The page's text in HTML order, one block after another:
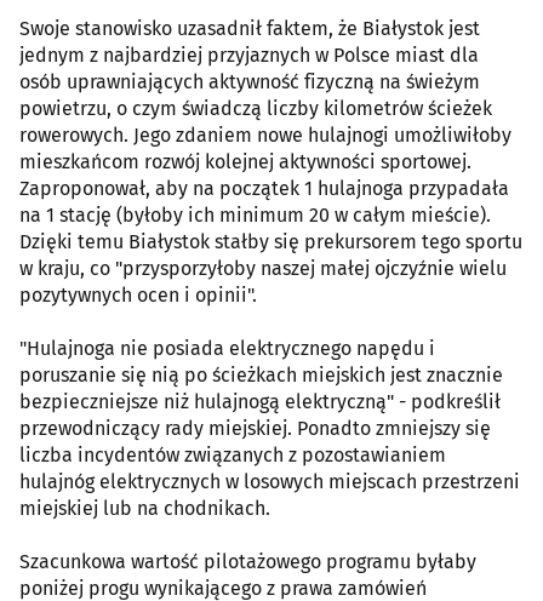
Swoje stanowisko uzasadnił faktem, że Białystok jest
jednym z najbardziej przyjaznych w Polsce miast dla
osób uprawniających aktywność fizyczną na świeżym
powietrzu, o czym świadczą liczby kilometrów ścieżek
rowerowych. Jego zdaniem nowe hulajnogi umożliwiłoby
mieszkańcom rozwój kolejnej aktywności sportowej.
Zaproponował, aby na początek 1 hulajnoga przypadała
na 1 stację (byłoby ich minimum 20 w całym mieście).
Dzięki temu Białystok stałby się prekursorem tego sportu
w kraju, co "przysporzyłoby naszej małej ojczyźnie wielu
pozytywnych ocen i opinii".
"Hulajnoga nie posiada elektrycznego napędu i
poruszanie się nią po ścieżkach miejskich jest znacznie
bezpieczniejsze niż hulajnogą elektryczną" - podkreślił
przewodniczący rady miejskiej. Ponadto zmniejszy się
liczba incydentów związanych z pozostawianiem
hulajnóg elektrycznych w losowych miejscach przestrzeni
miejskiej lub na chodnikach.
Szacunkowa wartość pilotażowego programu byłaby
poniżej progu wynikającego z prawa zamówień